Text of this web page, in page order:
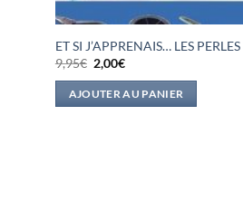
ET SI J’APPRENAIS… LES PERLES
9,95€ Le
prix
initial
était :
2,00€Le
actuel
est :
AJOUTER AU PANIER